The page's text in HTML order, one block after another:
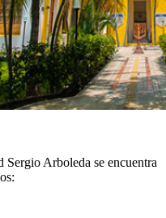
Arboleda se encuentra